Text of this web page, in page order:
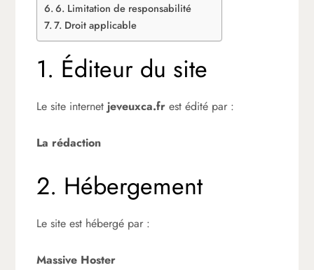
6. Limitation de responsabilité
7. Droit applicable
1. Éditeur du site
Le site internetjeveuxca.fr est édité par :
La rédaction
2. Hébergement
Le site est hébergé par :
Massive Hoster